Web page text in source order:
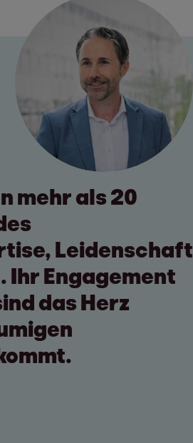
mehr als 20
Leidenschaft
Ihr Engagement
das Herz